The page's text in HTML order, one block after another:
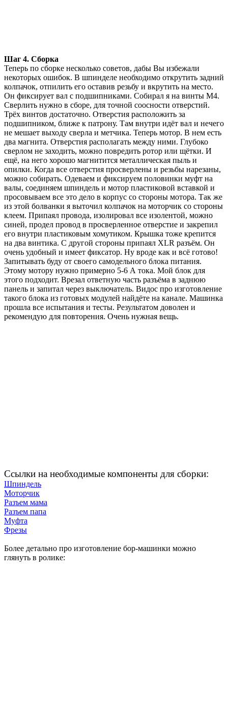
Шаг 4. Сборка
Теперь по сборке несколько советов, дабы Вы избежали
некоторых ошибок. В шпинделе необходимо открутить задний
колпачок, отпилить его оставив резьбу и вкрутить на место.
Он фиксирует вал с подшипниками. Собирал я на винты М4.
Сверлить нужно в сборе, для точной соосности отверстий.
Трёх винтов достаточно. Отверстия расположить за
подшипником, ближе к патрону. Там внутри идёт вал и нечего
не мешает выходу сверла и метчика. Теперь мотор. В нем есть
два магнита. Отверстия располагать между ними. Глубоко
сверлом не заходить, можно повредить ротор или щётки. И
ещё, на него хорошо магнитится металлическая пыль и
опилки. Когда все отверстия просверлены и резьбы нарезаны,
можно собирать. Одеваем и фиксируем половинки муфт на
валы, соединяем шпиндель и мотор пластиковой вставкой и
просовываем все это дело в корпус со стороны мотора. Так же
из этой болванки я выточил колпачок на моторчик со стороны
клеем. Припаял провода, изолировал все изолентой, можно
синей, продел провод в просверленное отверстие и закрепил
его внутри пластиковым хомутиком. Крышка тоже крепится
на два винтика. С другой стороны припаял XLR разъём. Он
очень удобный и имеет фиксатор. Ну вроде как и всё готово!
Запитывать буду от своего самодельного блока питания.
Этому мотору нужно примерно 5-6 А тока. Мой блок для
этого подходит. Врезал ответную часть разъёма в заднюю
панель и запитал через выключатель. Видос про изготовление
такого блока из готовых модулей найдёте на канале. Машинка
прошла все испытания и тесты. Результатом доволен и
рекомендую для повторения. Очень нужная вещь.
Ссылки на необходимые компоненты для сборки:
Шпиндель
Моторчик
Разъем мама
Разъем папа
Муфта
Фрезы
Более детально про изготовление бор-машинки можно
глянуть в ролике: